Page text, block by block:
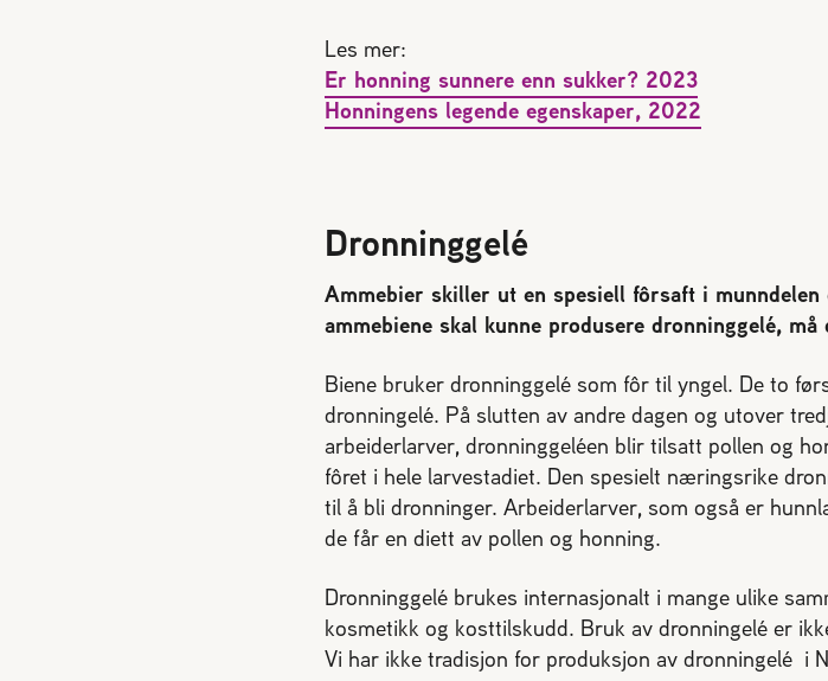
Les mer:
Er honning sunnere enn sukker? 2023
Honningens legende egenskaper, 2022
Dronninggelé
Ammebier skiller ut en spesiell fôrsaft i
ammebiene skal kunne produsere dronninggelé,
Biene bruker dronninggelé som fôr til yngel. De to
dronningelé. På slutten av andre dagen og utover
arbeiderlarver, dronninggeléen blir tilsatt pollen og
fôret i hele larvestadiet. Den spesielt næringsrike
til å bli dronninger. Arbeiderlarver, som også er
de får en diett av pollen og honning.
Dronninggelé brukes internasjonalt i mange ulike
kosmetikk og kosttilskudd. Bruk av dronningelé er
Vi har ikke tradisjon for produksjon av dronningelé i